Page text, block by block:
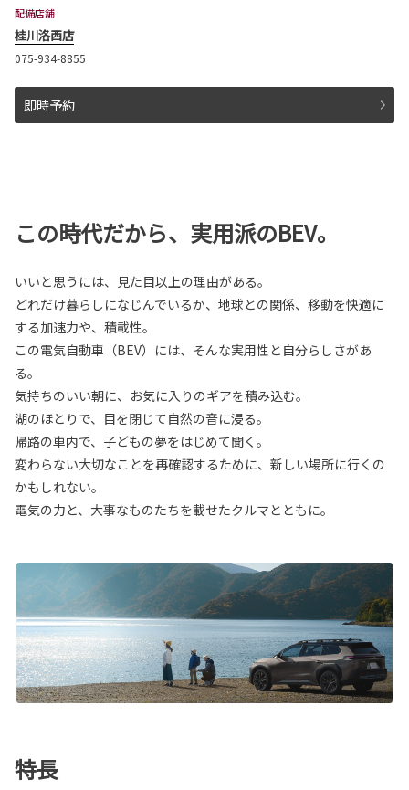
配備店舗
桂川洛西店
075-934-8855
即時予約
この時代だから、実用派のBEV。
いいと思うには、見た目以上の理由がある。
どれだけ暮らしになじんでいるか、地球との関係、移動を快適に
する加速力や、積載性。
この電気自動車（BEV）には、そんな実用性と自分らしさがあ
る。
気持ちのいい朝に、お気に入りのギアを積み込む。
湖のほとりで、目を閉じて自然の音に浸る。
帰路の車内で、子どもの夢をはじめて聞く。
変わらない大切なことを再確認するために、新しい場所に行くの
かもしれない。
電気の力と、大事なものたちを載せたクルマとともに。
特長